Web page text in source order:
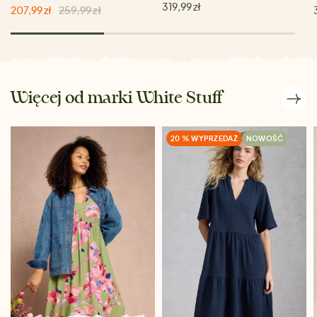
207,99 zł 259,99 zł 319,99 zł
Więcej od marki White Stuff
20 % WYPRZEDAŻ NOWOŚĆ